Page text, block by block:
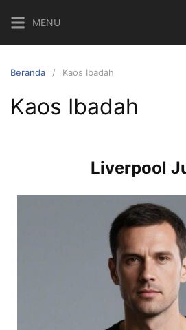
MENU
Beranda Kaos Ibadah
Kaos Ibadah
Liverpool